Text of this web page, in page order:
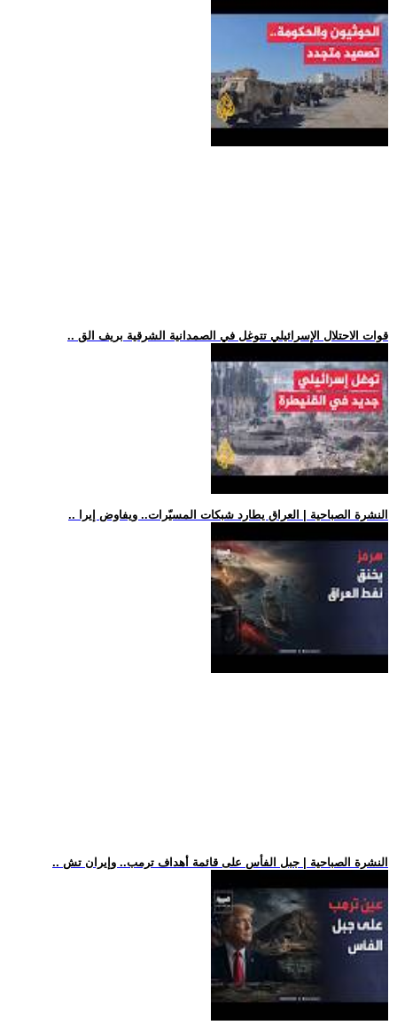
.. قوات الاحتلال الإسرائيلي تتوغل في الصمدانية الشرقية بريف الق
.. النشرة الصباحية | العراق يطارد شبكات المسيّرات.. ويفاوض إيرا
.. النشرة الصباحية | جبل الفأس على قائمة أهداف ترمب.. وإيران تش